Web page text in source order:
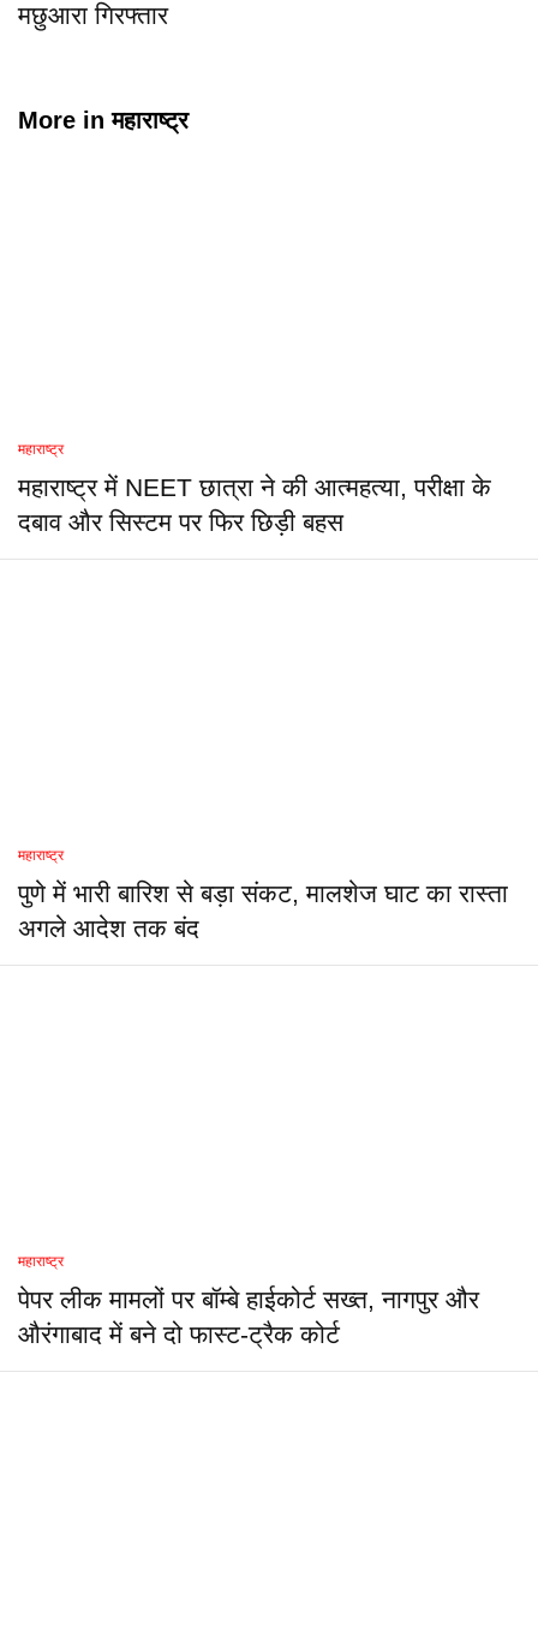
मछुआरा गिरफ्तार
More inमहाराष्ट्र
महाराष्ट्र
महाराष्ट्र में NEET छात्रा ने की आत्महत्या, परीक्षा के
दबाव और सिस्टम पर फिर छिड़ी बहस
महाराष्ट्र
पुणे में भारी बारिश से बड़ा संकट, मालशेज घाट का रास्ता
अगले आदेश तक बंद
महाराष्ट्र
पेपर लीक मामलों पर बॉम्बे हाईकोर्ट सख्त, नागपुर और
औरंगाबाद में बने दो फास्ट-ट्रैक कोर्ट